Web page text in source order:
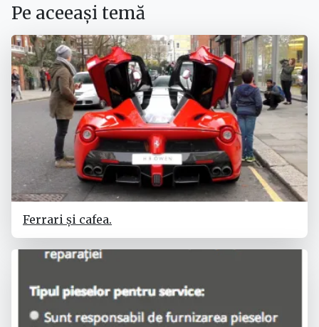
Pe aceeași temă
Ferrari și cafea.